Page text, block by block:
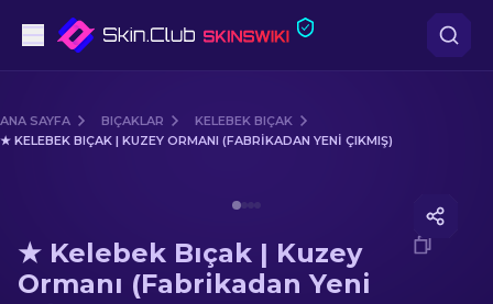
Orta seviye
Dürbünlü Tüfek
ANA SAYFA BIÇAKLAR
KELEBEK BIÇAK
★ KELEBEK BIÇAK | KUZEY ORMANI (FABRIKADAN YENI ÇIKMIŞ)
★ Kelebek Bıçak | Kuzey
Ormanı (Fabrikadan Yeni